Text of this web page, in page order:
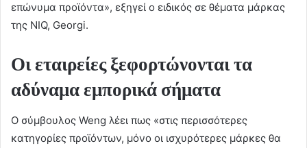
επώνυμα προϊόντα», εξηγεί ο ειδικός σε θέματα μάρκας
της NIQ, Georgi.
Οι εταιρείες ξεφορτώνονται τα
αδύναμα εμπορικά σήματα
Ο σύμβουλος Weng λέει πως «στις περισσότερες
κατηγορίες προϊόντων, μόνο οι ισχυρότερες μάρκες θα